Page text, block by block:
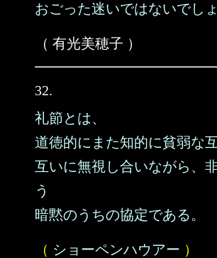
おごった迷いではないでしょ
（ 有光美穂子 ）
32.
礼節とは、
道徳的にまた知的に貧弱な
互いに無視し合いながら、
う
暗黙のうちの協定である。
（ ショーペンハウアー ）